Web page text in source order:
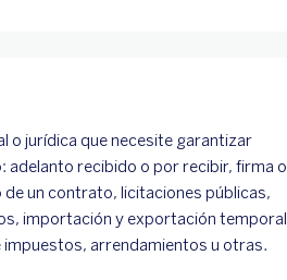
o jurídica que necesite garantizar
adelanto recibido o por recibir, firma o
un contrato, licitaciones públicas,
importación y exportación temporal
impuestos, arrendamientos u otras.